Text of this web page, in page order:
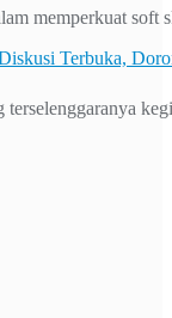
memperkuat
Terbuka,